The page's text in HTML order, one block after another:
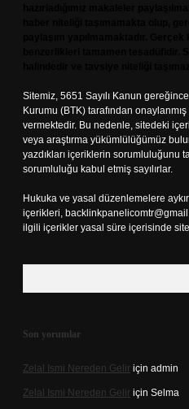
Sitemiz, 5651 Sayılı Kanun
Kurumu (BTK) tarafından
vermektedir. Bu nedenle, sitedeki
veya araştırma yükümlülüğümüz
yazdıkları içeriklerin sorumluluğunu
sorumluluğu kabul etmiş sayılırlar.
Hukuka ve yasal düzenlemelere
içerikleri,
ilgili içerikler yasal süre içerisinde
Son yorumlar
Zelal Ismi Nereden Gelir için admin
Zelal Ismi Nereden Gelir için Selma